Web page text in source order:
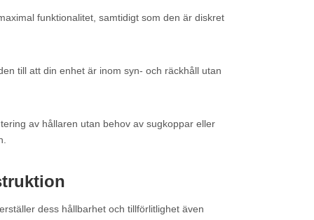
funktionalitet, samtidigt som den är diskret
till att din enhet är inom syn- och räckhåll utan
av hållaren utan behov av sugkoppar eller
dess hållbarhet och tillförlitlighet även